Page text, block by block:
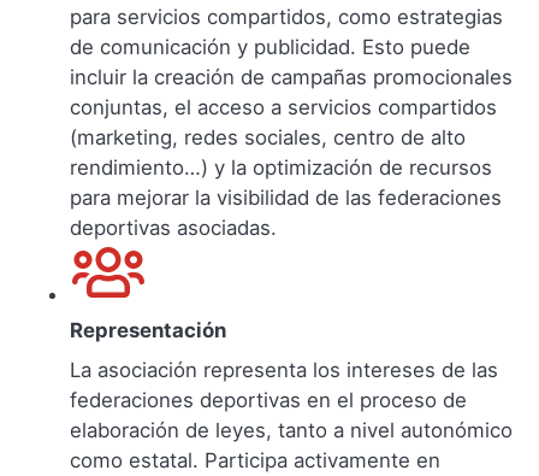
para servicios compartidos, como estrategias
de comunicación y publicidad. Esto puede
incluir la creación de campañas promocionales
conjuntas, el acceso a servicios compartidos
(marketing, redes sociales, centro de alto
rendimiento…) y la optimización de recursos
para mejorar la visibilidad de las federaciones
deportivas asociadas.
Representación
La asociación representa los intereses de las
federaciones deportivas en el proceso de
elaboración de leyes, tanto a nivel autonómico
como estatal. Participa activamente en